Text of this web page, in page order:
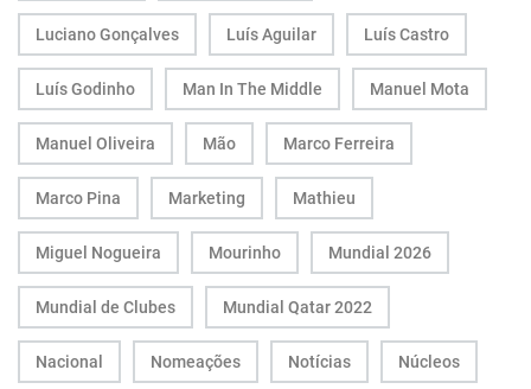
Luciano Gonçalves Luís Aguilar Luís Castro
Luís Godinho Man In The Middle Manuel Mota
Manuel Oliveira Mão Marco Ferreira
Marco Pina Marketing Mathieu
Miguel Nogueira Mourinho Mundial 2026
Mundial de Clubes Mundial Qatar 2022
Nacional Nomeações Notícias Núcleos